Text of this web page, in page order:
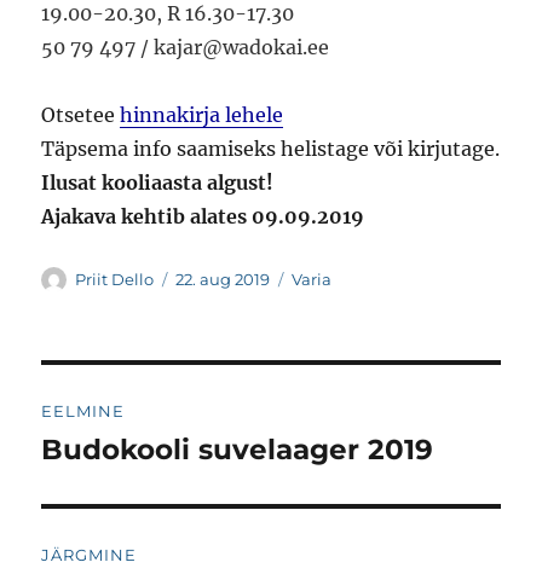
19.00-20.30, R 16.30-17.30
50 79 497 / kajar@wadokai.ee
Otseteehinnakirja lehele
Täpsema info saamiseks helistage või kirjutage.
Ilusat kooliaasta algust!
Ajakava kehtib alates 09.09.2019
Autor
Priit Dello Postitatud
22. aug 2019 Rubriigid
Varia
EELMINE
Eelmine
Budokooli suvelaager 2019
JÄRGMINE